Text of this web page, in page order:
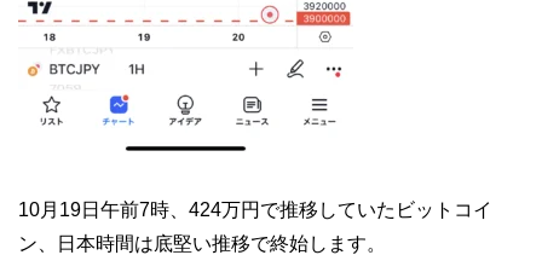
10月19日午前7時、424万円で推移していたビットコイ
ン、日本時間は底堅い推移で終始します。